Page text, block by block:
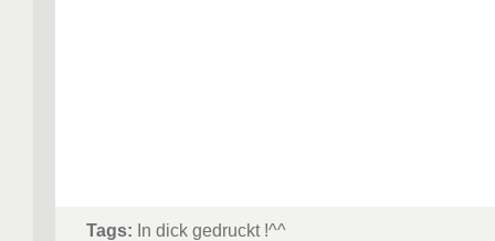
Tags: In dick gedruckt !^^